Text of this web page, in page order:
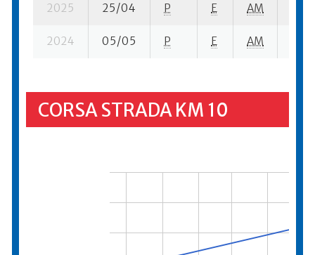
2025 25/04 P E AM
2024 05/05 P E AM
CORSA STRADA KM 10